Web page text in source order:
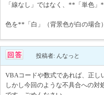
「線なし」ではなく、**「単色」
色を**「白」（背景色が白の場合
投稿者: んなっと
VBAコードや数式であれば、正し
しかし今回のような不具合への対